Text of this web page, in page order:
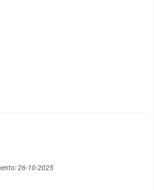
26-10-2025